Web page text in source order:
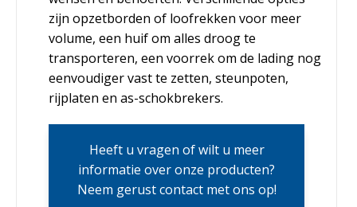
zijn opzetborden of loofrekken voor meer
volume, een huif om alles droog te
transporteren, een voorrek om de lading nog
eenvoudiger vast te zetten, steunpoten,
rijplaten en as-schokbrekers.
Heeft u vragen of wilt u meer
informatie over onze producten?
Neem gerust contact met ons op!